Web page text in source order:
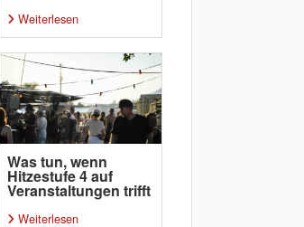
Weiterlesen
Was tun, wenn
Hitzestufe 4 auf
Veranstaltungen trifft
Weiterlesen